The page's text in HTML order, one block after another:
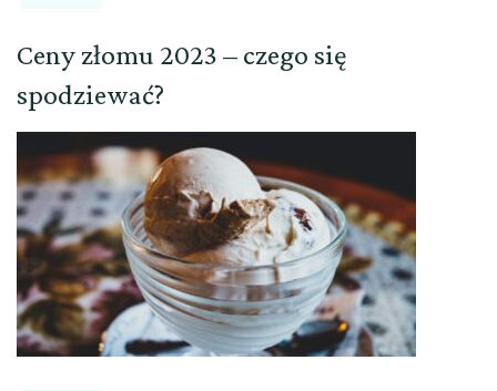
Ceny złomu 2023 – czego się
spodziewać?